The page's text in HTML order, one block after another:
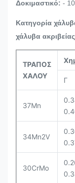
Δοκιμαστικό: - 10
Κατηγορία
χάλυβα ακριβείας
ΤΡΑΠΟΣ
ΧΑΛΟΥ
Γ
37Mn
34Mn2V
30CrMo